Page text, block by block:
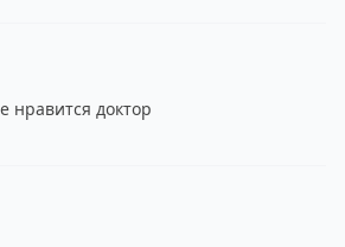
нравится доктор